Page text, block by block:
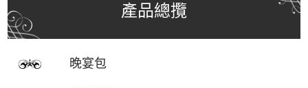
產品總攬
晚宴包